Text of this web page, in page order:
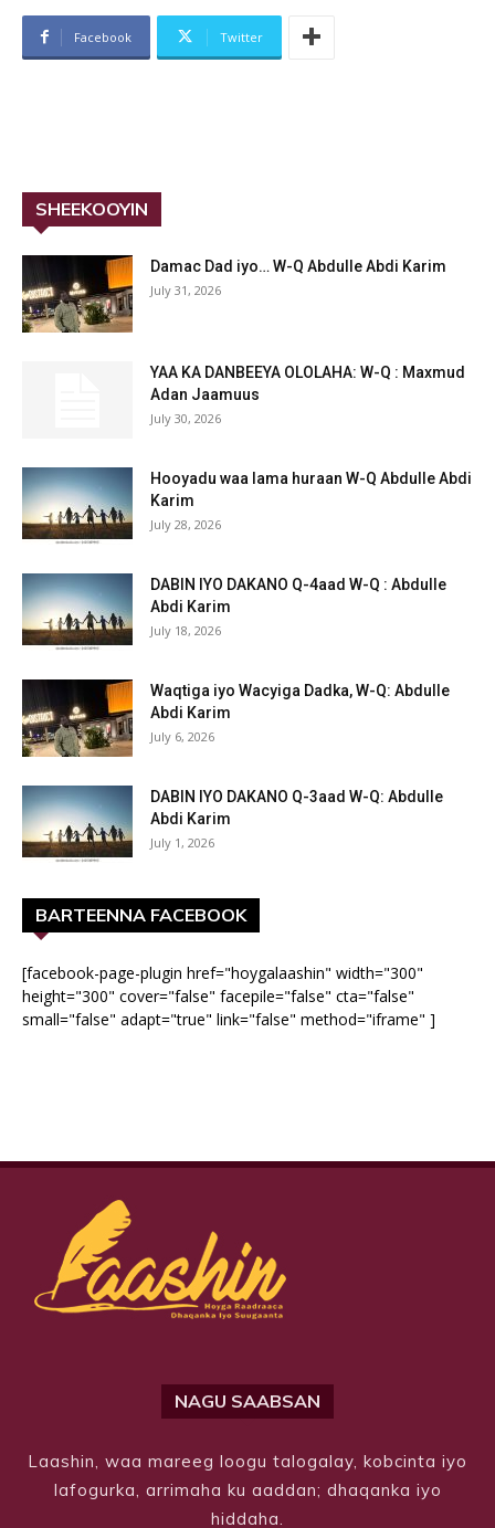
Facebook Twitter
SHEEKOOYIN
Damac Dad iyo… W-Q Abdulle Abdi Karim
July 31, 2026
YAA KA DANBEEYA OLOLAHA: W-Q : Maxmud
Adan Jaamuus
July 30, 2026
Hooyadu waa lama huraan W-Q Abdulle Abdi
Karim
July 28, 2026
DABIN IYO DAKANO Q-4aad W-Q : Abdulle
Abdi Karim
July 18, 2026
Waqtiga iyo Wacyiga Dadka, W-Q: Abdulle
Abdi Karim
July 6, 2026
DABIN IYO DAKANO Q-3aad W-Q: Abdulle
Abdi Karim
July 1, 2026
BARTEENNA FACEBOOK
[facebook-page-plugin href="hoygalaashin" width="300"
height="300" cover="false" facepile="false" cta="false"
small="false" adapt="true" link="false" method="iframe" ]
NAGU SAABSAN
Laashin, waa mareeg loogu talogalay, kobcinta iyo
lafogurka, arrimaha ku aaddan; dhaqanka iyo
hiddaha.